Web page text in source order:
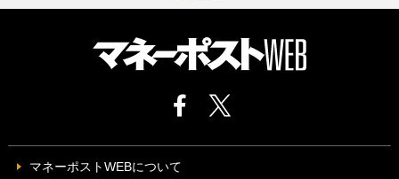
マネーポストWEBについて